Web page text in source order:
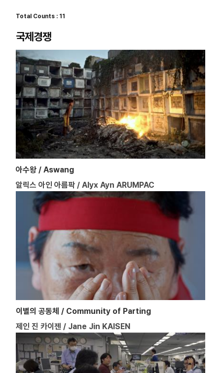
Total Counts : 11
국제경쟁
아수왕 / Aswang
알릭스 아인 아름팍 / Alyx Ayn ARUMPAC
이별의 공동체 / Community of Parting
제인 진 카이젠 / Jane Jin KAISEN